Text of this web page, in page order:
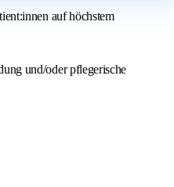
auf höchstem
und/oder pflegerische